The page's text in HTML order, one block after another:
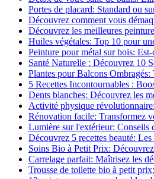
Portes de placard: Standard ou
Découvrez comment vous
Découvrez les meilleures
Huiles végétales: Top 10 pour
Peinture pour métal sur bois:
Santé Naturelle : Découvrez 10
Plantes pour Balcons Ombragés:
5 Recettes Incontournables :
Dents blanches: Découvrez les
Activité physique
Rénovation facile: Transformez
Lumière sur l'extérieur: Conseils
Découvrez 5 recettes beauté:
Soins Bio à Petit Prix:
Carrelage parfait: Maîtrisez les
Trousse de toilette bio à petit